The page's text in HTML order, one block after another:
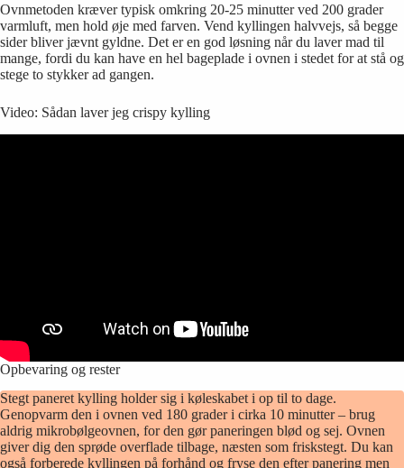
Ovnmetoden kræver typisk omkring 20-25 minutter ved 200 grader
varmluft, men hold øje med farven. Vend kyllingen halvvejs, så begge
sider bliver jævnt gyldne. Det er en god løsning når du laver mad til
mange, fordi du kan have en hel bageplade i ovnen i stedet for at stå og
stege to stykker ad gangen.
Video: Sådan laver jeg crispy kylling
Opbevaring og rester
Stegt paneret kylling holder sig i køleskabet i op til to dage.
Genopvarm den i ovnen ved 180 grader i cirka 10 minutter – brug
aldrig mikrobølgeovnen, for den gør paneringen blød og sej. Ovnen
giver dig den sprøde overflade tilbage, næsten som friskstegt. Du kan
også forberede kyllingen på forhånd og fryse den efter panering men